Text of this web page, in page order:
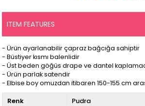
ITEM FEATURES
- Ürün ayarlanabilir çapraz bağcığa sahiptir
- Büstiyer kısmı balenlidir
- Üst beden göğüs drape ve dantel
- Ürün parlak satendir
- Elbise boy omuzdan itibaren 150-155 cm
Renk
Pudra